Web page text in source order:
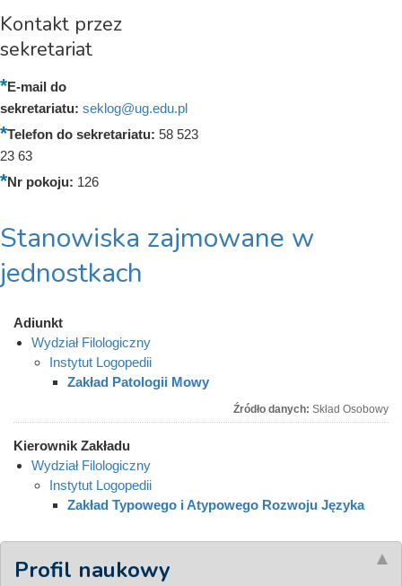
Kontakt przez
sekretariat
E-mail do
sekretariatu: seklog@ug.edu.pl
Telefon do sekretariatu: 58 523
23 63
Nr pokoju: 126
Stanowiska zajmowane w
jednostkach
Adiunkt
Wydział Filologiczny
Instytut Logopedii
Zakład Patologii Mowy
Źródło danych: Skład Osobowy
Kierownik Zakładu
Wydział Filologiczny
Instytut Logopedii
Zakład Typowego i Atypowego Rozwoju Języka
Profil naukowy